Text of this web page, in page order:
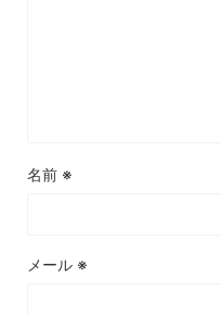
名前 ※
メール ※